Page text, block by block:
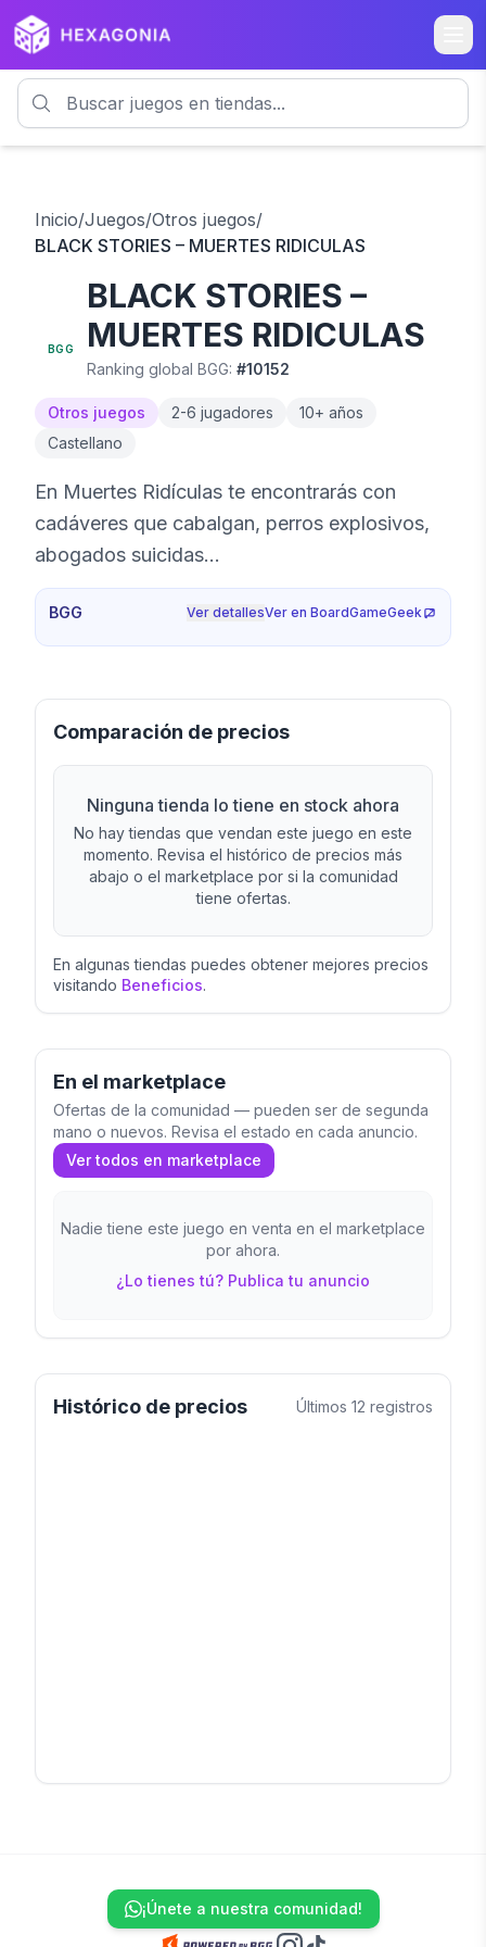
Inicio/Juegos/Otros juegos/
BLACK STORIES – MUERTES RIDICULAS
BGG
BLACK STORIES –
MUERTES RIDICULAS
Ranking global BGG: #10152
Otros juegos 2-6 jugadores 10+ años
Castellano
En Muertes Ridículas te encontrarás con
cadáveres que cabalgan, perros explosivos,
abogados suicidas…
BGG Ver detallesVer en BoardGameGeek
Comparación de precios
Ninguna tienda lo tiene en stock ahora
No hay tiendas que vendan este juego en este
momento. Revisa el histórico de precios más
abajo o el marketplace por si la comunidad
tiene ofertas.
En algunas tiendas puedes obtener mejores precios
visitando Beneficios.
En el marketplace
Ofertas de la comunidad — pueden ser de segunda
mano o nuevos. Revisa el estado en cada anuncio.
Ver todos en marketplace
Nadie tiene este juego en venta en el marketplace
por ahora.
¿Lo tienes tú? Publica tu anuncio
Histórico de precios Últimos 12 registros
¡Únete a nuestra comunidad!